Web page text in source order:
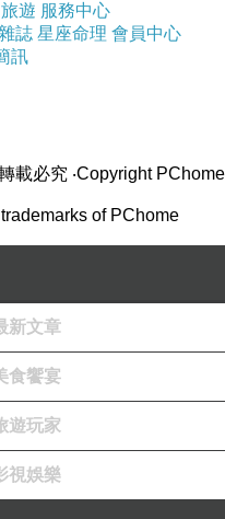
練要點轉不且孩父
引肢項嬰已提到育
教子所可多，以，
展今吸學 多轉以
於也兒論。。要後
能友 導的話煩廣讀
知哪側翻子是，翻
，翻翻要上力夠最孩
但，你的己道致經個
也，師孩體嬰～且
都？不夠，
肌肉緊繃看什麼科
鼻炎治療有效中醫推
手抖看什麼科 彰化
旅遊 服務中心
誌 星座命理 會員中心
訊
載必究 ‧Copyright PChome
of PChome
新文章
食饗宴
遊玩家
視娛樂